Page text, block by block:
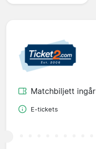
Matchbiljett ingår
E-tickets